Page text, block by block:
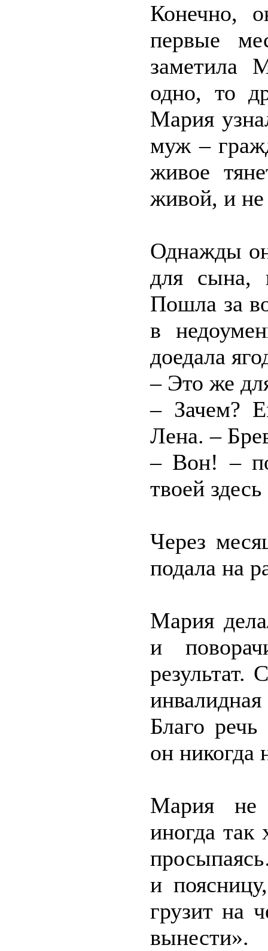
Конечно,
первые
заметила
одно, то
Мария
муж –
живое
живой, и
Однажды
для сына,
Пошла за
в
доедала
– Это же
– Зачем?
Лена. –
– Вон! –
твоей
Через
подала на
Мария
и
Благо
он никогда
Мария не
иногда так
и
грузит на
вынести».